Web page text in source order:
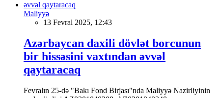
Maliyyə
13 Fevral 2025, 12:43
Azərbaycan daxili dövlət borcunun
bir hissəsini vaxtından əvvəl
qaytaracaq
Fevralın 25-də "Bakı Fond Birjası"nda Maliyyə Nazirliyinin